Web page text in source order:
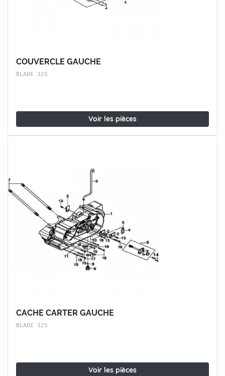
COUVERCLE GAUCHE
BLADE 325
Voir les pièces
CACHE CARTER GAUCHE
BLADE 325
Voir les pièces